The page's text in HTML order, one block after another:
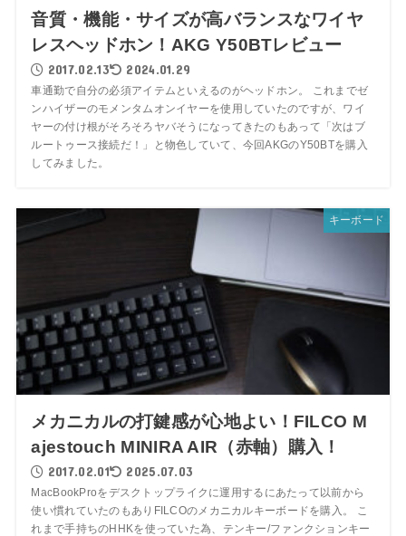
音質・機能・サイズが高バランスなワイヤ
レスヘッドホン！AKG Y50BTレビュー
2017.02.13 2024.01.29
車通勤で自分の必須アイテムといえるのがヘッドホン。 これまでゼ
ンハイザーのモメンタムオンイヤーを使用していたのですが、ワイ
ヤーの付け根がそろそろヤバそうになってきたのもあって「次はブ
ルートゥース接続だ！」と物色していて、今回AKGのY50BTを購入
してみました。
キーボード
メカニカルの打鍵感が心地よい！FILCO M
ajestouch MINIRA AIR（赤軸）購入！
2017.02.01 2025.07.03
MacBookProをデスクトップライクに運用するにあたって以前から
使い慣れていたのもありFILCOのメカニカルキーボードを購入。 こ
れまで手持ちのHHKを使っていた為、テンキー/ファンクションキー